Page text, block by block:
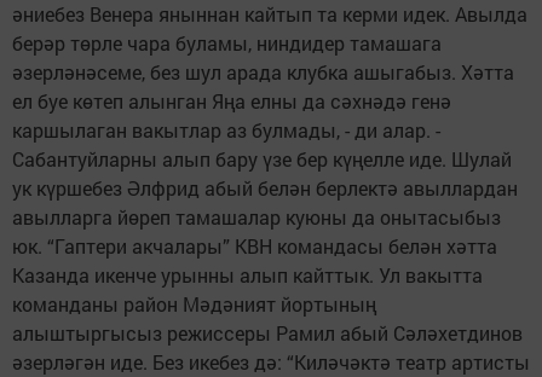
әниебез Венера яныннан кайтып та керми идек. Авылда
берәр төрле чара буламы, ниндидер тамашага
әзерләнәсеме, без шул арада клубка ашыгабыз. Хәтта
ел буе көтеп алынган Яңа елны да сәхнәдә генә
каршылаган вакытлар аз булмады, - ди алар. -
Сабантуйларны алып бару үзе бер күңелле иде. Шулай
ук күршебез Әлфрид абый белән берлектә авыллардан
авылларга йөреп тамашалар куюны да онытасыбыз
юк. “Гаптери акчалары” КВН командасы белән хәтта
Казанда икенче урынны алып кайттык. Ул вакытта
команданы район Мәдәният йортының
алыштыргысыз режиссеры Рамил абый Сәләхетдинов
әзерләгән иде. Без икебез дә: “Киләчәктә театр артисты